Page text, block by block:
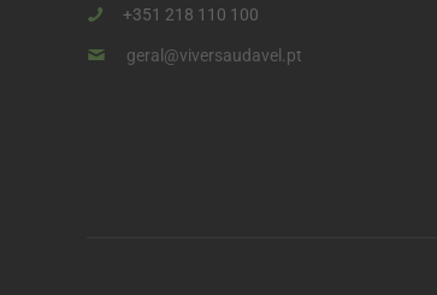
+351 218 110 100
geral@viversaudavel.pt